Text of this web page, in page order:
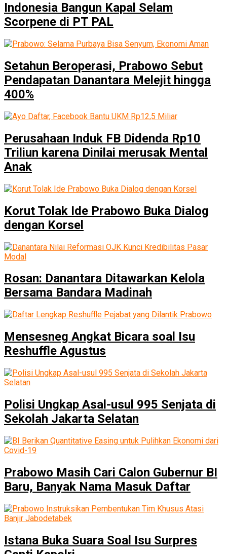
Indonesia Bangun Kapal Selam
Scorpene di PT PAL
Setahun Beroperasi, Prabowo Sebut
Pendapatan Danantara Melejit hingga
400%
Perusahaan Induk FB Didenda Rp10
Triliun karena Dinilai merusak Mental
Anak
Korut Tolak Ide Prabowo Buka Dialog
dengan Korsel
Rosan: Danantara Ditawarkan Kelola
Bersama Bandara Madinah
Mensesneg Angkat Bicara soal Isu
Reshuffle Agustus
Polisi Ungkap Asal-usul 995 Senjata di
Sekolah Jakarta Selatan
Prabowo Masih Cari Calon Gubernur BI
Baru, Banyak Nama Masuk Daftar
Istana Buka Suara Soal Isu Surpres